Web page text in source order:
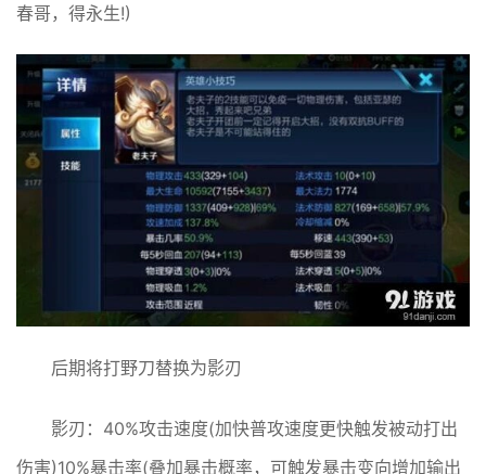
春哥，得永生!)
后期将打野刀替换为影刃
影刃：40%攻击速度(加快普攻速度更快触发被动打出
伤害)10%暴击率(叠加暴击概率，可触发暴击变向增加输出